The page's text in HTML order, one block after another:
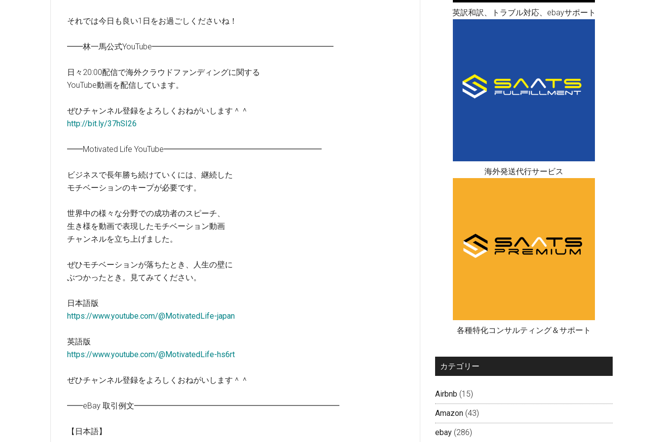
それでは今日も良い1日をお過ごしくださいね！
━━林一馬公式YouTube━━━━━━━━━━━━━━━━━━━━━━━
日々20:00配信で海外クラウドファンディングに関する
YouTube動画を配信しています。
ぜひチャンネル登録をよろしくおねがいします＾＾
http://bit.ly/37hSI26
━━Motivated Life YouTube━━━━━━━━━━━━━━━━━━━━
ビジネスで長年勝ち続けていくには、継続した
モチベーションのキープが必要です。
世界中の様々な分野での成功者のスピーチ、
生き様を動画で表現したモチベーション動画
チャンネルを立ち上げました。
ぜひモチベーションが落ちたとき、人生の壁に
ぶつかったとき。見てみてください。
日本語版
https://www.youtube.com/@MotivatedLife-japan
英語版
https://www.youtube.com/@MotivatedLife-hs6rt
ぜひチャンネル登録をよろしくおねがいします＾＾
━━eBay 取引例文━━━━━━━━━━━━━━━━━━━━━━━━━━
【日本語】
英訳和訳、トラブル対応、ebayサポート
海外発送代行サービス
各種特化コンサルティング＆サポート
カテゴリー
Airbnb (15)
Amazon (43)
ebay (286)